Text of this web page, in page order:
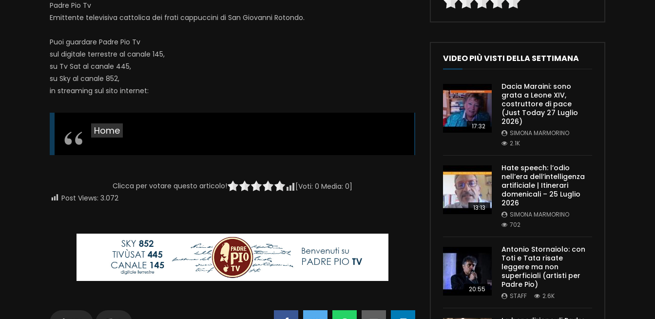
Padre Pio Tv
Emittente televisiva cattolica dei frati cappuccini di San Giovanni Rotondo.
Puoi guardare Padre Pio Tv
sul digitale terrestre al canale 145,
su Tv Sat al canale 445,
su Sky al canale 852,
in streaming sul sito internet:
Home
Clicca per votare questo articolo! [Voti: 0 Media: 0
Post Views: 3.072
VIDEO PIÙ VISTI DELLA SETTIMANA
17:32
Dacia Maraini: sono
grata a Leone XIV,
costruttore di pace
(Just Today 27 Luglio
2026)
SIMONA MARMORINO
2.1K
13:13
Hate speech: l’odio
nell’era dell’intelligenza
artificiale | Itinerari
domenicali – 25 Luglio
2026
SIMONA MARMORINO
702
20:55
Antonio Stornaiolo: con
Toti e Tata risate
leggere ma non
superficiali (artisti per
Padre Pio)
STAFF 2.6K